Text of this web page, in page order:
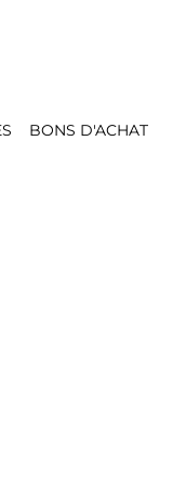
BONS D'ACHAT